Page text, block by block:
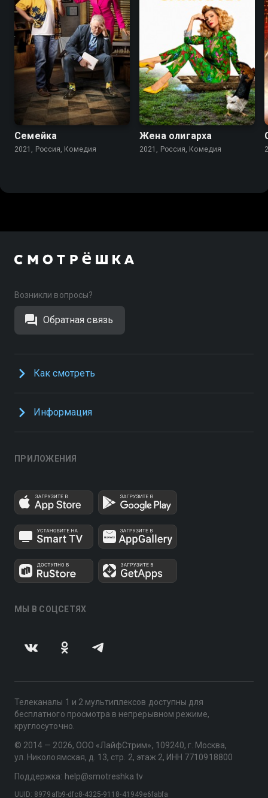
7.7
Семейка
2021, Россия, Комедия
7.6
Жена олигарха
2021, Россия, Комедия
Возникли вопросы?
Обратная связь
Как смотреть
Информация
ПРИЛОЖЕНИЯ
МЫ В СОЦСЕТЯХ
Телеканалы 1 и 2 мультиплексов доступны для
бесплатного просмотра в непрерывном режиме,
круглосуточно.
© 2014 — 2026, ООО «ЛайфСтрим», 109240, г. Москва,
ул. Николоямская, д. 13, стр. 2, этаж 2, ИНН 7710918800
Поддержка: help@smotreshka.tv
UUID: 8979afb9-dfc8-4325-9118-41949e6fabfa